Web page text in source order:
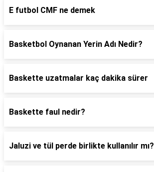
E futbol CMF ne demek
Basketbol Oynanan Yerin Adı Nedir?
Baskette uzatmalar kaç dakika sürer
Baskette faul nedir?
Jaluzi ve tül perde birlikte kullanılır mı?